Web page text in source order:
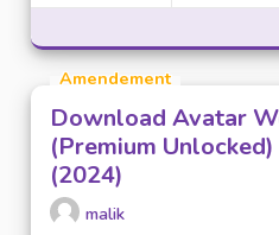
Amendement
Download Avatar
(Premium
(2024)
malik